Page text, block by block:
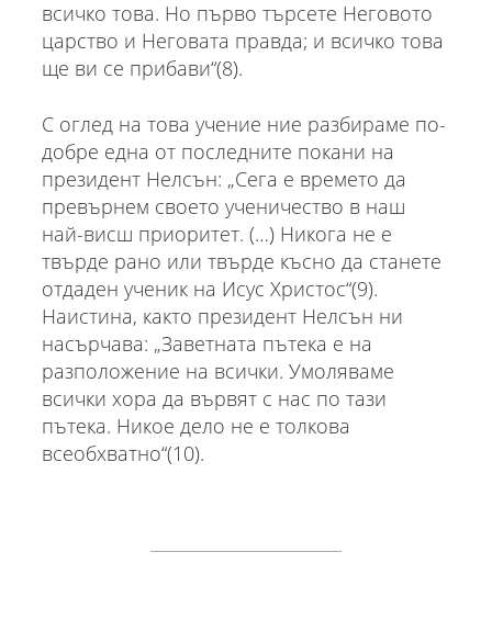
всичко това. Но първо търсете Неговото
царство и Неговата правда; и всичко това
ще ви се прибави“(8).
С оглед на това учение ние разбираме по-
добре една от последните покани на
президент Нелсън: „Сега е времето да
превърнем своето ученичество в наш
най-висш приоритет. (…) Никога не е
твърде рано или твърде късно да станете
отдаден ученик на Исус Христос“(9).
Наистина, както президент Нелсън ни
насърчава: „Заветната пътека е на
разположение на всички. Умоляваме
всички хора да вървят с нас по тази
пътека. Никое дело не е толкова
всеобхватно“(10).